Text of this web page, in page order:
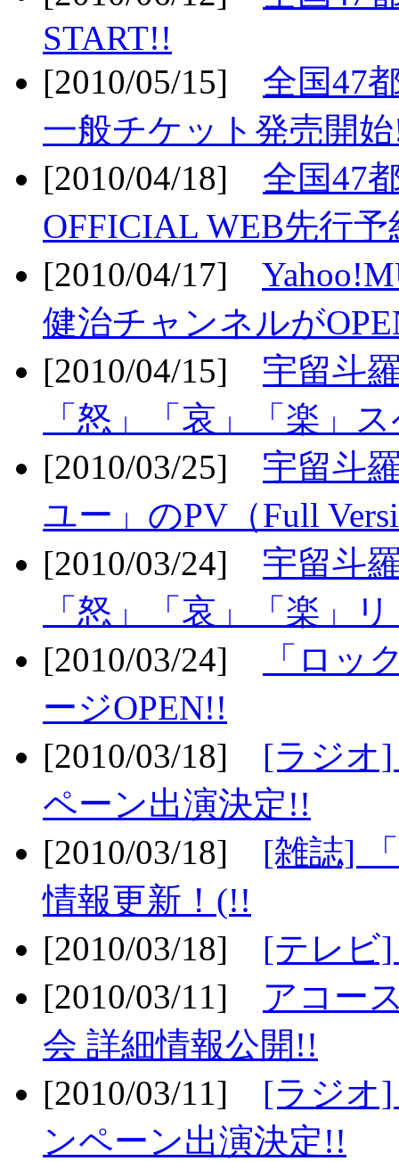
START!!
[2010/05/15] 全国47
一般チケット発売開
[2010/04/18] 全国47
OFFICIAL WEB先行
[2010/04/17]
健治チャンネルが
[2010/04/15] 宇留斗
「怒」「哀」「楽」
[2010/03/25] 宇留斗
ユー」のPV（Full
[2010/03/24] 宇留斗
「怒」「哀」「楽」
[2010/03/24]
「ロッ
ージOPEN!!
[2010/03/18] [ラジオ
ペーン出演決定!!
[2010/03/18] [雑誌]
情報更新！(!!
[2010/03/18] [テレビ
[2010/03/11] アコー
会 詳細情報公開!!
[2010/03/11] [ラジオ
ンペーン出演決定!!